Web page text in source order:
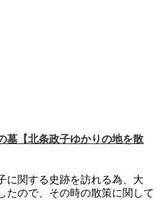
墓【北条政子ゆかりの地を散
に関する史跡を訪れる為、大
たので、その時の散策に関して